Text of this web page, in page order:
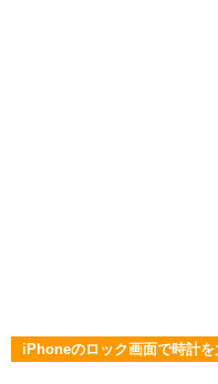
iPhoneのロック画面で時計を